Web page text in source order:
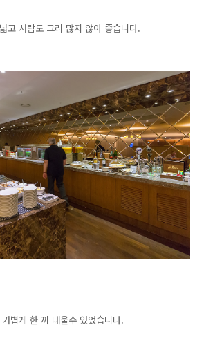
고 사람도 그리 많지 않아 좋습니다.
볍게 한 끼 때울수 있었습니다.